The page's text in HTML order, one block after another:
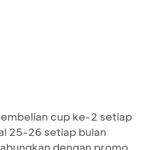
cup ke-2 setiap
25-26 setiap bulan
dengan promo